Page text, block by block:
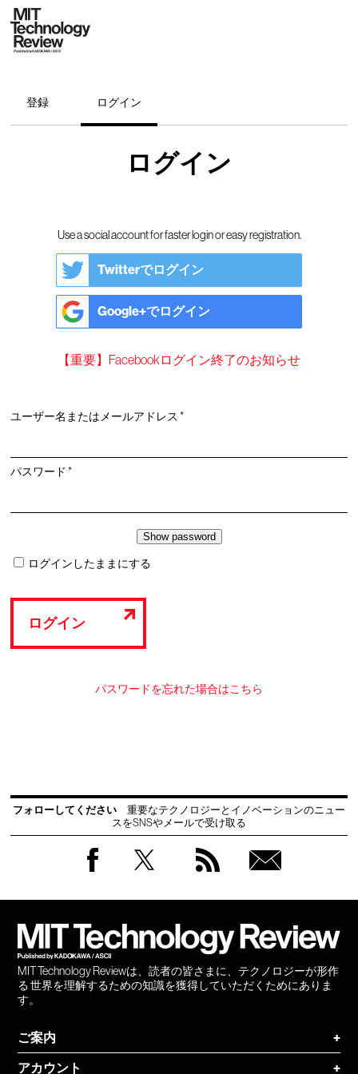
登録 ログイン
ログイン
Use a social account for faster login or easy registration.
Twitterでログイン
Google+でログイン
【重要】Facebookログイン終了のお知らせ
ユーザー名またはメールアドレス*必
パスワード*必
ログインしたままにする
ログイン
パスワードを忘れた場合はこちら
フォローしてください
重要なテクノロジーとイノベーションのニュー
スをSNSやメールで受け取る
MIT Technology Reviewは、読者の皆さまに、テクノロジーが形作
る 世界を理解するための知識を獲得していただくためにありま
す。
ご案内
+
アカウント
+